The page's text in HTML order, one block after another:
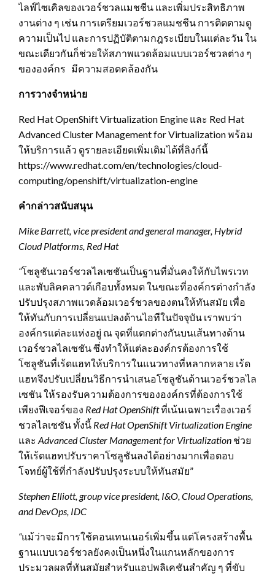
ไลฟ์ไซเคิลของเวอร์ชวลแมชชีน และเพิ่มประสิทธิภาพ
งานต่าง ๆ เช่น การเตรียมเวอร์ชวลแมชชีน การติดตามดู
ความเป็นไป และการปฏิบัติตามกฎระเบียบในแต่ละวัน ใน
ขณะเดียวกันก็ช่วยให้สภาพแวดล้อมแบบเวอร์ชวลต่าง ๆ
ขององค์กร มีความสอดคล้องกัน
การวางจำหน่าย
Red Hat OpenShift Virtualization Engine และ Red Hat
Advanced Cluster Management for Virtualization พร้อม
ให้บริการแล้ว ดูรายละเอียดเพิ่มเติมได้ที่ลิงก์นี้
https://www.redhat.com/en/technologies/cloud-
computing/openshift/virtualization-engine
คำกล่าวสนับสนุน
Mike Barrett, vice president and general manager, Hybrid
Cloud Platforms, Red Hat
“โซลูชันเวอร์ชวลไลเซชันเป็นฐานที่มั่นคงให้กับไพรเวท
และพับลิคคลาวด์เกือบทั้งหมด ในขณะที่องค์กรต่างกำลัง
ปรับปรุงสภาพแวดล้อมเวอร์ชวลของตนให้ทันสมัย เพื่อ
ให้ทันกับการเปลี่ยนแปลงด้านไอทีในปัจจุบัน เราพบว่า
องค์กรแต่ละแห่งอยู่ ณ จุดที่แตกต่างกันบนเส้นทางด้าน
เวอร์ชวลไลเซชัน ซึ่งทำให้แต่ละองค์กรต้องการใช้
โซลูชันที่เร้ดแฮทให้บริการในแนวทางที่หลากหลาย เร้ด
แฮทจึงปรับเปลี่ยนวิธีการนำเสนอโซลูชันด้านเวอร์ชวลไล
เซชัน ให้รองรับความต้องการขององค์กรที่ต้องการใช้
เพียงฟีเจอร์ของ Red Hat OpenShiftที่เน้นเฉพาะเรื่องเวอร์
ชวลไลเซชัน ทั้งนี้ Red Hat OpenShift Virtualization Engine
และ Advanced Cluster Management for Virtualization ช่วย
ให้เร้ดแฮทปรับราคาโซลูชันลงได้อย่างมากเพื่อตอบ
โจทย์ผู้ใช้ที่กำลังปรับปรุงระบบให้ทันสมัย”
Stephen Elliott, group vice president, I&O, Cloud Operations,
and DevOps, IDC
“แม้ว่าจะมีการใช้คอนเทนเนอร์เพิ่มขึ้น แต่โครงสร้างพื้น
ฐานแบบเวอร์ชวลยังคงเป็นหนึ่งในแกนหลักของการ
ประมวลผลที่ทันสมัยสำหรับแอปพลิเคชันสำคัญ ๆ ที่ขับ